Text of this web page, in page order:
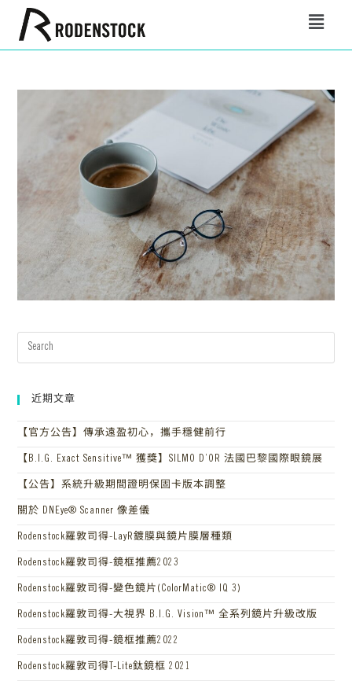
近期文章
【官方公告】傳承遠盈初心，攜手穩健前行
【B.I.G. Exact Sensitive™ 獲獎】SILMO D’OR 法國巴黎國際眼鏡展
【公告】系統升級期間證明保固卡版本調整
關於 DNEye® Scanner 像差儀
Rodenstock羅敦司得-LayR鍍膜與鏡片膜層種類
Rodenstock羅敦司得-鏡框推薦2023
Rodenstock羅敦司得-變色鏡片(ColorMatic® IQ 3)
Rodenstock羅敦司得-大視界 B.I.G. Vision™ 全系列鏡片升級改版
Rodenstock羅敦司得-鏡框推薦2022
Rodenstock羅敦司得T-Lite鈦鏡框 2021